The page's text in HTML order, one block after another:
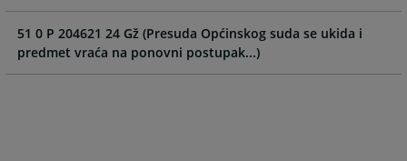
get
the
get
the
51 0 P 204621 24 Gž (Presuda Općinskog suda se ukida i
predmet vraća na ponovni postupak...)